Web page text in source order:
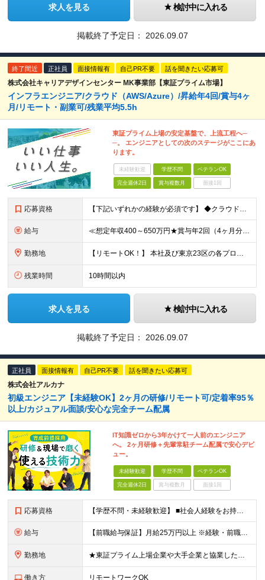
求人を見る 検討中に入れる
掲載終了予定日： 2026.09.07
終了間近 正社員 面接情報有 自己PR不要 話を聞きたい応募可
株式会社キャリアデザインセンター MK事業部【東証プライム市場】
インフラエンジニア/クラウド（AWS/Azure）/昇給年4回/賞与4ヶ
月/リモート・副業可/残業平均5.5h
東証プライム上場の安定基盤で、上流工程へ─
─。 エンジニアとしての次のステージがここにあ
ります。
未経験歓迎 学歴不問 ベテランOK
完全週休2日 賞与複数月 面接1回
応募資格 【下記いずれかの経験が必須です】 ◆クラウド（AWS/Azure）の設計・構築経験がある方 ◆サーバー設計構築、運用保守経験がある方 ※学歴不問 【こんな方をお待ちしています！】 ■上場企業×複数事
給与 ≪想定年収400～650万円★賞与年2回（4ヶ月分）★≫ 月給25万円～41.5万円＋賞与年2回（4カ月分）＋各種手当＋残業代全額支給 ※試用期間は3ヶ月。その間の給与・待遇に差異はありません ＼明
勤務地 【リモートOK！】 本社及び東京23区の各プロジェクト先での勤務となります ※転居を伴う転勤はありません 本社／東京都港区赤坂3-21-20 赤坂ロングビーチビル ★就業場所の変更の範囲：会社が定
残業時間 10時間以内
求人を見る 検討中に入れる
掲載終了予定日： 2026.09.07
正社員 面接情報有 自己PR不要 話を聞きたい応募可
株式会社アルカナ
初級エンジニア【未経験OK】2ヶ月の研修/リモート可/定着率95％
以上/カジュアル面談/安心な完全チーム配属
IT知識ゼロから3年かけて一人前のエンジニア
へ。 2ヶ月研修＋先輩常駐チーム配属で安心デビ
ュー。
未経験歓迎 学歴不問 ベテランOK
完全週休2日 賞与複数月 面接1回
応募資格 【学歴不問・未経験歓迎】 ■社会人経験をお持ちの方 （業界・職種不問） ■基本的なPC操作ができる方 （文字入力やメール送信ができれば問題ありません） IT知識やエンジニア経験は一切問いません。
給与 【前職給与保証】月給25万円以上 ※経験・前職給与を考慮の上、前職給与以上を保証します ※上記金額には固定残業代（月30時間分／4万円～）を含みます。超過分は別途全額支給します。 ※試用期間6ヶ月（
勤務地 ★東証プライム上場企業や大手企業と協業したプロジェクトがメインです！ ★東京都23区内や横浜を中心とした各プロジェクト先にて勤務します ※プロジェクト先により、リモートワークも可能です ※都度、ご希望
働き方 リモートワークOK